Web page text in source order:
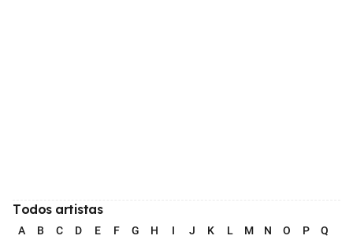
Todos artistas
A B C D E F G H I J K L M N O P Q